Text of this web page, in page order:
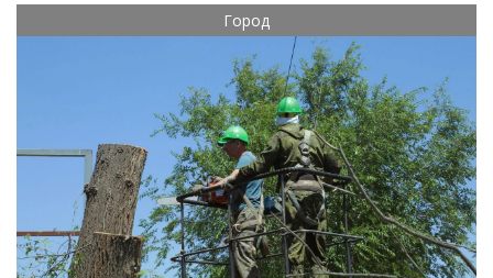
Город